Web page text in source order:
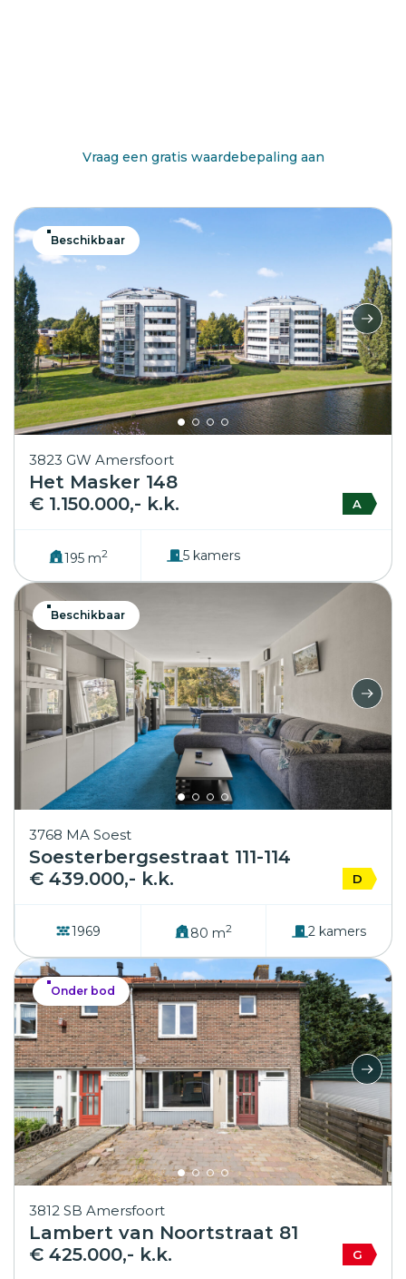
Vraag een gratis waardebepaling aan
3823 GW Amersfoort
Het Masker 148
€ 1.150.000,- k.k.
A
195 m2 5 kamers
Beschikbaar
3768 MA Soest
Soesterbergsestraat 111-114
€ 439.000,- k.k.
D
1969 80 m2 2 kamers
Beschikbaar
3812 SB Amersfoort
Lambert van Noortstraat 81
€ 425.000,- k.k.
G
Onder bod